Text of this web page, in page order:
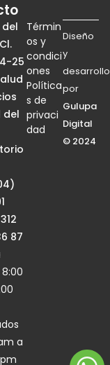
87
a
25
del
Diseño
y
desarrollo
por
Gulupa
Digital
© 2024
Términ
os y
condici
ones
Política
s de
privaci
dad